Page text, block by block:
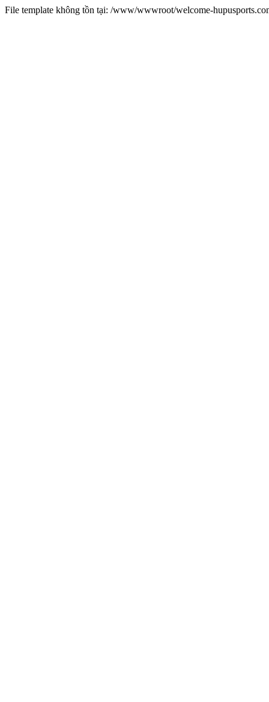
File template không tồn tại: /www/wwwroot/welcome-